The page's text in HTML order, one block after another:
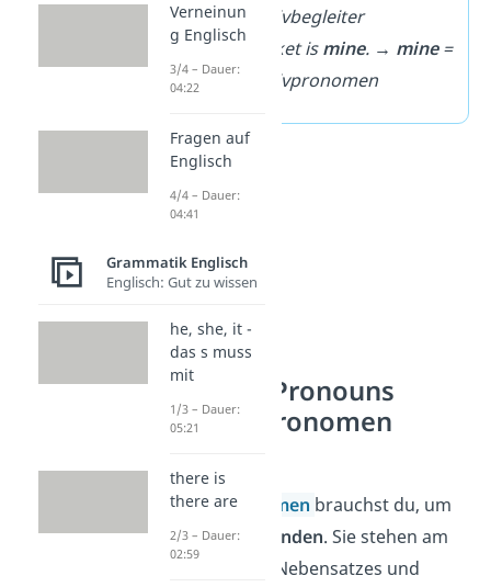
Possessivbegleiter
That jacket ismine. → mine=
Possessivpronomen
Relative Pronouns
(Relativpronomen
Relativpronomen brauchst du, um
Sätze zu verbinden. Sie stehen am
Anfang eines Nebensatzes und
Verneinun
g Englisch
3/4 – Dauer:
04:22
Fragen auf
Englisch
4/4 – Dauer:
04:41
Grammatik Englisch
Englisch: Gut zu wissen
he, she, it -
das s muss
mit
1/3 – Dauer:
05:21
there is
there are
2/3 – Dauer:
02:59